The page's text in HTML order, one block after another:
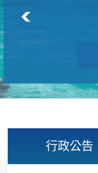
行政公告